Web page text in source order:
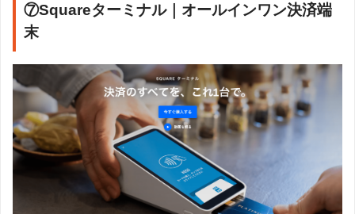
⑦Squareターミナル｜オールインワン決済端
末